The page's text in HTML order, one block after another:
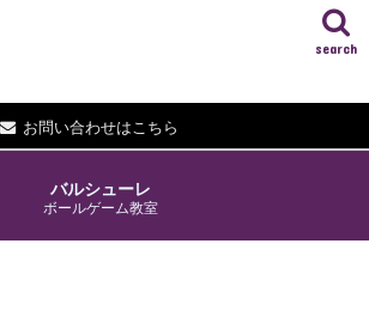
お問い合わせはこちら
search
バルシューレ
ボールゲーム教室